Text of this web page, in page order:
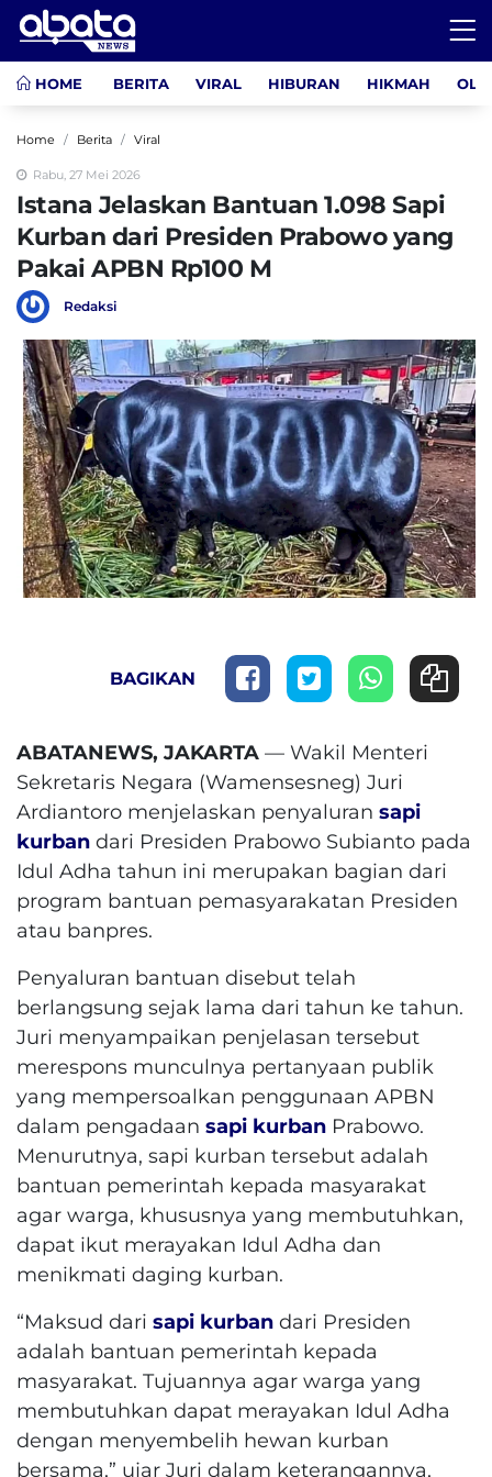
HOME BERITA VIRAL HIBURAN HIKMAH
Home Berita Viral
Rabu, 27 Mei 2026
Istana Jelaskan Bantuan 1.098 Sapi
Kurban dari Presiden Prabowo yang
Pakai APBN Rp100 M
Redaksi
BAGIKAN
ABATANEWS, JAKARTA — Wakil Menteri
Sekretaris Negara (Wamensesneg) Juri
Ardiantoro menjelaskan penyaluran sapi
kurban dari Presiden Prabowo Subianto pada
Idul Adha tahun ini merupakan bagian dari
program bantuan pemasyarakatan Presiden
atau banpres.
Penyaluran bantuan disebut telah
berlangsung sejak lama dari tahun ke tahun.
Juri menyampaikan penjelasan tersebut
merespons munculnya pertanyaan publik
yang mempersoalkan penggunaan APBN
dalam pengadaan sapi kurban Prabowo.
Menurutnya, sapi kurban tersebut adalah
bantuan pemerintah kepada masyarakat
agar warga, khususnya yang membutuhkan,
dapat ikut merayakan Idul Adha dan
menikmati daging kurban.
“Maksud dari sapi kurban dari Presiden
adalah bantuan pemerintah kepada
masyarakat. Tujuannya agar warga yang
membutuhkan dapat merayakan Idul Adha
dengan menyembelih hewan kurban
bersama,” ujar Juri dalam keterangannya,